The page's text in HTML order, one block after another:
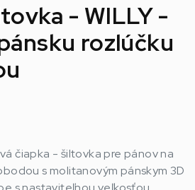
- WILLY -
rozlúčku
čiapka - šiltovka pre pánov na
s molitanovým pánskym 3D